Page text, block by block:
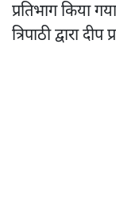
प्रतिभाग किया
त्रिपाठी द्वारा